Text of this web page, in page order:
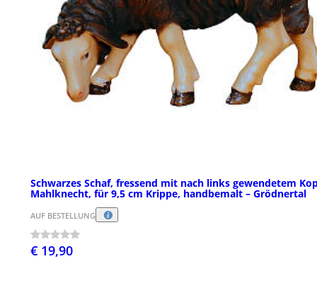
Schwarzes Schaf, fressend mit nach links gewendetem
Mahlknecht, für 9,5 cm Krippe, handbemalt – Grödnertal
AUF BESTELLUNG
€ 19,90